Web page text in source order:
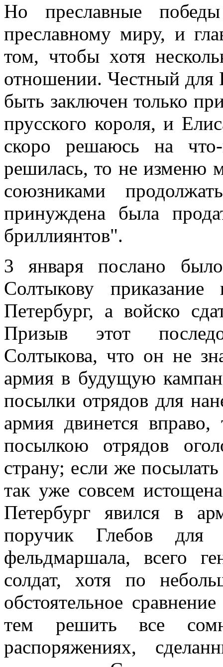
Но преславные
преславному миру, и
том, чтобы хотя
отношении. Честный для
быть заключен только
прусского короля, и
скоро решаюсь на
решилась, то не изменю
союзниками
принуждена была
бриллиянтов".
3 января послано
Солтыкову
Петербург, а войско
Призыв этот
Солтыкова, что он не
армия в будущую
посылки отрядов для
армия двинется
посылкою отрядов
страну; если же
так уже совсем
Петербург явился в
поручик Глебов для
фельдмаршала, всего
солдат, хотя по
обстоятельное
тем решить все
распоряжениях,